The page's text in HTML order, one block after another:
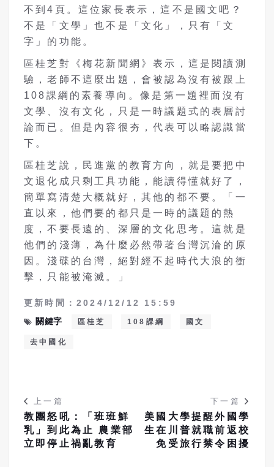
不到4頁。這位家長表示，這不是國文吧？
不是「文學」也不是「文化」，只有「文
字」的功能。
區桂芝對《梅花新聞網》表示，這是閱讀測
驗，老師不這麼出題，會被認為沒有被跟上
108課綱的素養導向。像是第一題裡面沒有
文學、沒有文化，只是一時議題式的表層討
論而已。但是內容很夯，代表可以略認識當
下。
區桂芝說，民進黨的教育方向，就是要把中
文退化成只剩工具功能，能讀得懂就好了，
簡單寫清楚大概就好，其他的都不要。「一
直以來，他們要的都只是一時的議題的熱
度，不要長遠的、深層的文化思考。這就是
他們的淺薄，為什麼必然帶著台灣沉淪的原
因。淺碟的台灣，絕對經不起時代大浪的衝
擊，只能被淹滅。」
更新時間：2024/12/12 15:59
關鍵字
區桂芝 108課綱 國文
去中國化
上一篇
教團怒吼：「班班鮮
乳」到此為止 農業部
立即停止禍亂教育
下一篇
美國大學提醒外國學
生在川普就職前返校
免受旅行禁令困擾